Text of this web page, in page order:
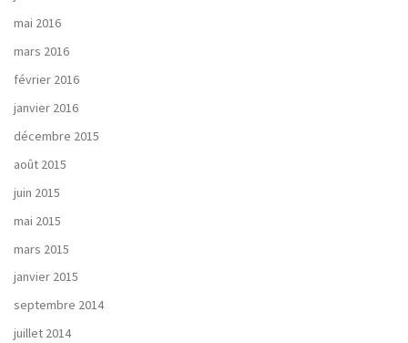
mai 2016
mars 2016
février 2016
janvier 2016
décembre 2015
août 2015
juin 2015
mai 2015
mars 2015
janvier 2015
septembre 2014
juillet 2014